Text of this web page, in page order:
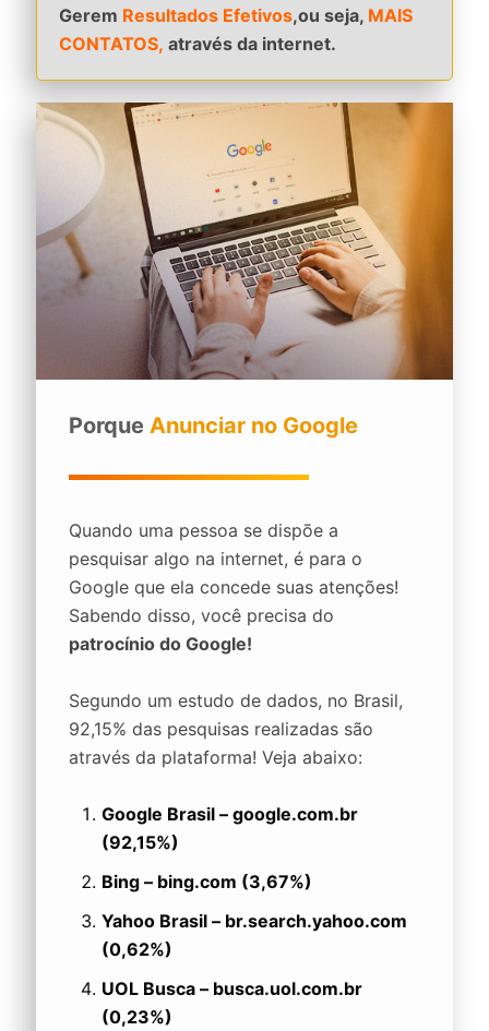
Gerem Resultados Efetivos,ou seja, MAIS
CONTATOS, através da internet.
Porque Anunciar no Google
Quando uma pessoa se dispõe a
pesquisar algo na internet, é para o
Google que ela concede suas atenções!
Sabendo disso, você precisa do
patrocínio do Google!
Segundo um estudo de dados, no Brasil,
92,15% das pesquisas realizadas são
através da plataforma! Veja abaixo:
Google Brasil – google.com.br
(92,15%)
Bing – bing.com (3,67%)
Yahoo Brasil – br.search.yahoo.com
(0,62%)
UOL Busca – busca.uol.com.br
(0,23%)